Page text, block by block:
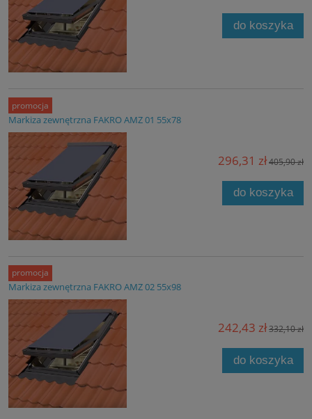
do koszyka
Markiza zewnętrzna FAKRO AMZ 01 55x78
296,31 zł405,90 zł
do koszyka
promocja
Markiza zewnętrzna FAKRO AMZ 02 55x98
242,43 zł332,10 zł
do koszyka
promocja